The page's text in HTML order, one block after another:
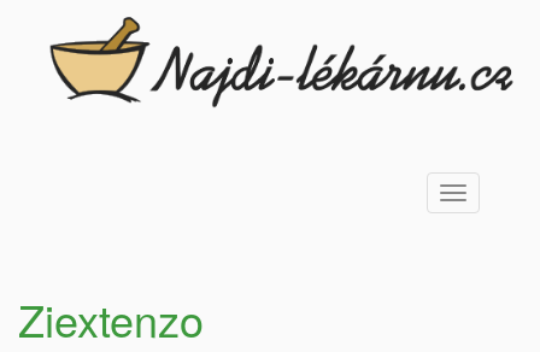
Toggle
navigation
Ziextenzo